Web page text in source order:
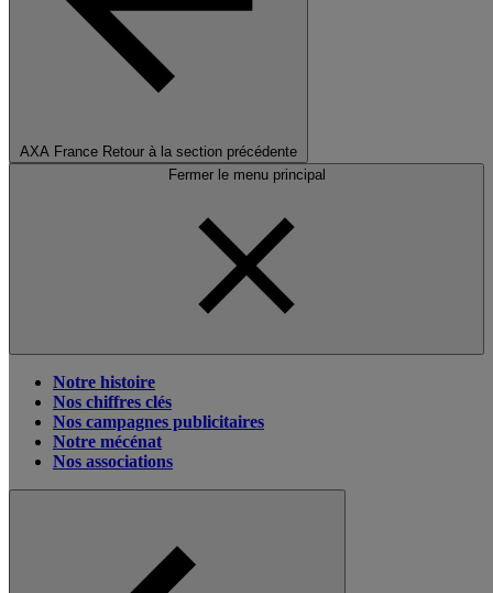
AXA France Retour à la section précédente
Fermer le menu principal
Notre histoire
Nos chiffres clés
Nos campagnes publicitaires
Notre mécénat
Nos associations